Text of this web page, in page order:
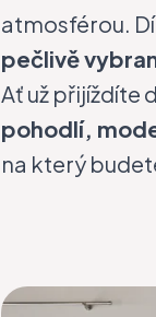
atmosférou.
pečlivě
Ať už přijíždíte
pohodlí,
na který